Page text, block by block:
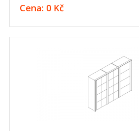
Cena: 0 Kč